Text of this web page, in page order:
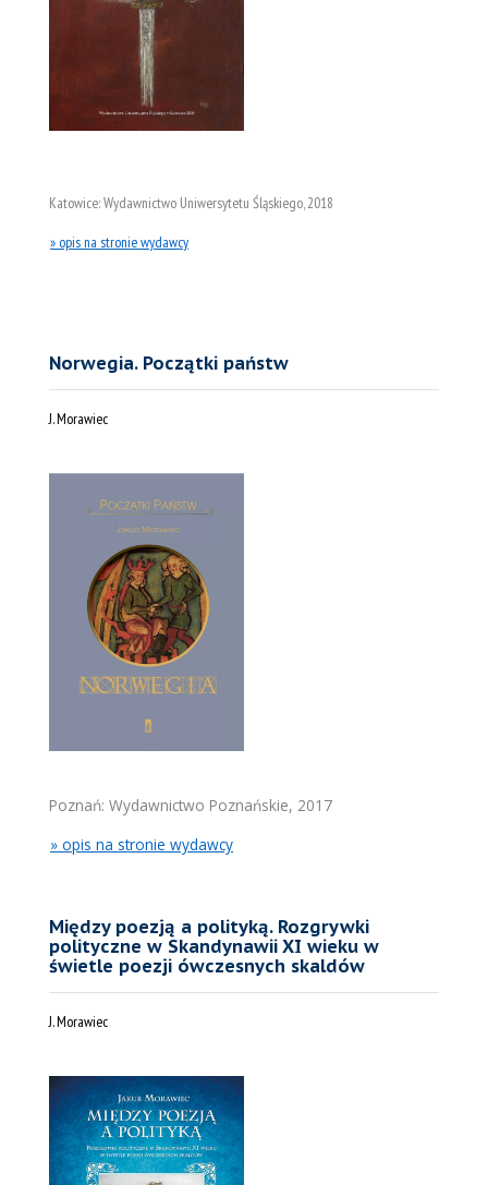
Katowice: Wydawnictwo Uniwersytetu Śląskiego, 2018
» opis na stronie wydawcy
Norwegia. Początki państw
J. Morawiec
Poznań: Wydawnictwo Poznańskie, 2017
» opis na stronie wydawcy
Między poezją a polityką. Rozgrywki
polityczne w Skandynawii XI wieku w
świetle poezji ówczesnych skaldów
J. Morawiec